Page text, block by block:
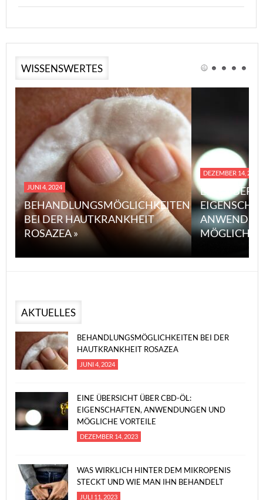
WISSENSWERTES
JUNI 4, 2024
BEHANDLUNGSMÖGLICHKEITEN
BEI DER HAUTKRANKHEIT
ROSAZEA »
DEZEMBER 14, 2023
EINE
MÖGLICHE
AKTUELLES
BEHANDLUNGSMÖGLICHKEITEN BEI DER
HAUTKRANKHEIT ROSAZEA
JUNI 4, 2024
EINE ÜBERSICHT ÜBER CBD-ÖL:
EIGENSCHAFTEN, ANWENDUNGEN UND
MÖGLICHE VORTEILE
DEZEMBER 14, 2023
WAS WIRKLICH HINTER DEM MIKROPENIS
STECKT UND WIE MAN IHN BEHANDELT
JULI 11, 2023